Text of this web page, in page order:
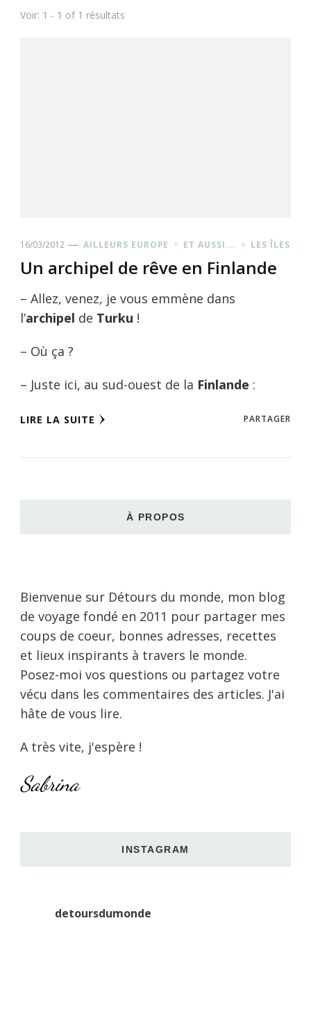
Voir: 1 - 1 of 1 résultats
16/03/2012 AILLEURS EUROPE ET AUSSI... LES ÎLES
Un archipel de rêve en Finlande
– Allez, venez, je vous emmène dans
l’archipel de Turku !
– Où ça ?
– Juste ici, au sud-ouest de la Finlande :
LIRE LA SUITE PARTAGER
À PROPOS
Bienvenue sur Détours du monde, mon blog
de voyage fondé en 2011 pour partager mes
coups de coeur, bonnes adresses, recettes
et lieux inspirants à travers le monde.
Posez-moi vos questions ou partagez votre
vécu dans les commentaires des articles. J'ai
hâte de vous lire.
A très vite, j'espère !
Sabrina
INSTAGRAM
detoursdumonde